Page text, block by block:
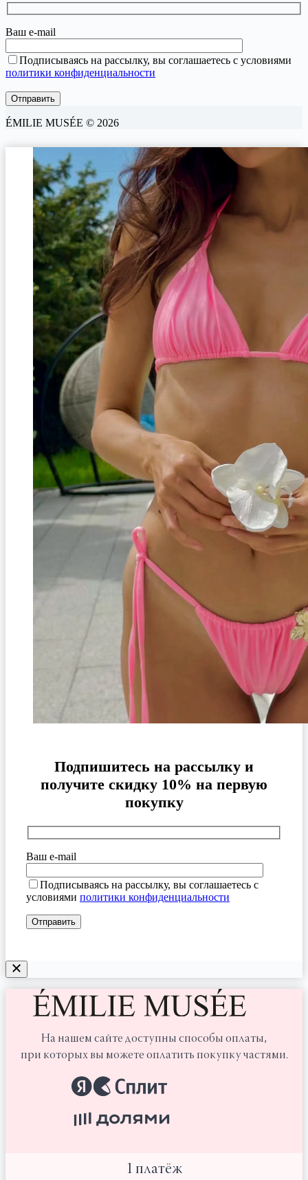
Ваш e-mail
Подписываясь на рассылку, вы соглашаетесь с условиями
политики конфиденциальности
ÉMILIE MUSÉE © 2026
Подпишитесь на рассылку и
получите скидку 10% на первую
покупку
Ваш e-mail
Подписываясь на рассылку, вы соглашаетесь с
условиями политики конфиденциальности
На нашем сайте доступны способы оплаты,
при которых вы можете оплатить покупку частями.
1 платёж